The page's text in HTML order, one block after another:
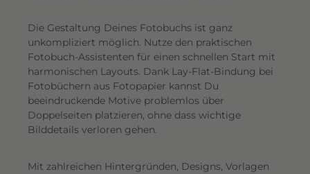
Die Gestaltung Deines Fotobuchs ist ganz
unkompliziert möglich. Nutze den praktischen
Fotobuch-Assistenten für einen schnellen Start mit
harmonischen Layouts. Dank Lay-Flat-Bindung bei
Fotobüchern aus Fotopapier kannst Du
beeindruckende Motive problemlos über
Doppelseiten platzieren, ohne dass wichtige
Bilddetails verloren gehen.
Mit zahlreichen Hintergründen, Designs, Vorlagen